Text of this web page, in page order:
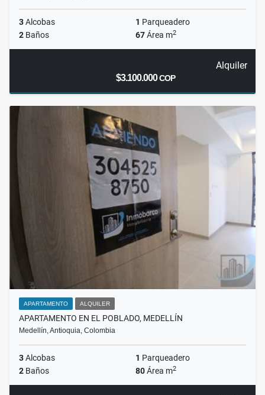
3Alcobas 1 Parqueadero
2 Baños 67Área m2
Alquiler
$3.100.000COP
APARTAMENTO ALQUILER
APARTAMENTO EN EL POBLADO, MEDELLÍN
Medellín, Antioquia, Colombia
3Alcobas 1 Parqueadero
2 Baños 80Área m2